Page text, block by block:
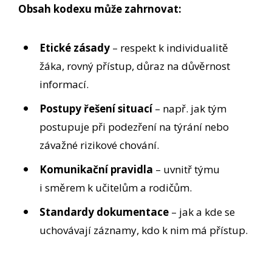
Obsah kodexu může zahrnovat:
Etické zásady – respekt k individualitě
žáka, rovný přístup, důraz na důvěrnost
informací.
Postupy řešení situací– např. jak tým
postupuje při podezření na týrání nebo
závažné rizikové chování.
Komunikační pravidla – uvnitř týmu
i směrem k učitelům a rodičům.
Standardy dokumentace – jak a kde se
uchovávají záznamy, kdo k nim má přístup.